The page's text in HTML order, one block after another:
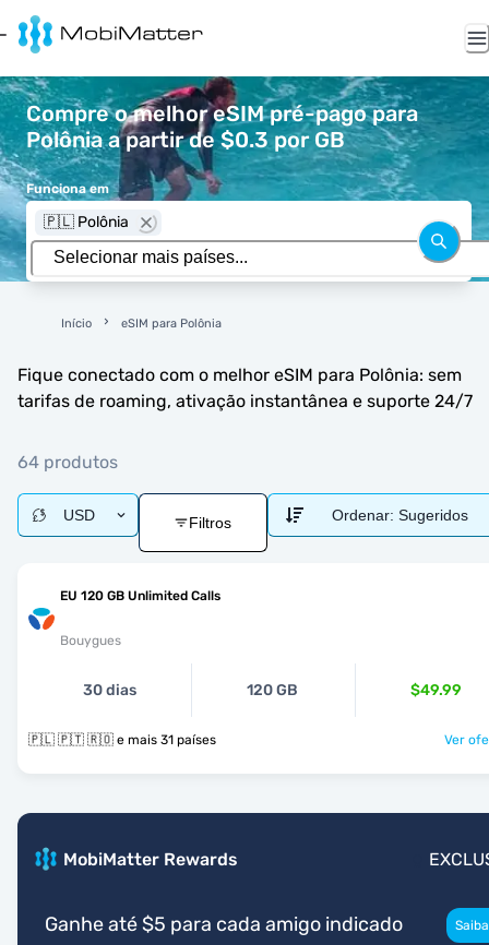
Compre o melhor eSIM pré-pago para
Polônia a partir de $0.3 por GB
Funciona em
🇵🇱 Polônia
Início eSIM para Polônia
Fique conectado com o melhor eSIM para Polônia: sem
tarifas de roaming, ativação instantânea e suporte 24/7
64 produtos
USD Filtros Ordenar: Sugeridos
EU 120 GB Unlimited Calls
Bouygues
30 dias 120 GB $49.99
🇵🇱 🇵🇹 🇷🇴 e mais 31 países Ver
MobiMatter Rewards
Ganhe até $5 para cada amigo indicado